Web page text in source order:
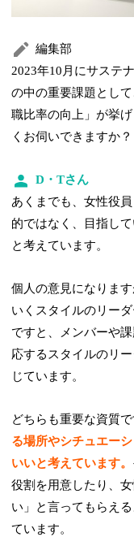
編集部
2023年10月にサステ
の中の重要課題とし
職比率の向上」が挙
くお伺いできますか？
D・Tさん
あくまでも、女性役
的ではなく、目指し
と考えています。
個人の意見になりま
いくスタイルのリー
ですと、メンバーや
応するスタイルのリ
じています。
どちらも重要な資質
る場所やシチュエー
いいと考えています。
役割を用意したり、
い」と言ってもらえ
ています。